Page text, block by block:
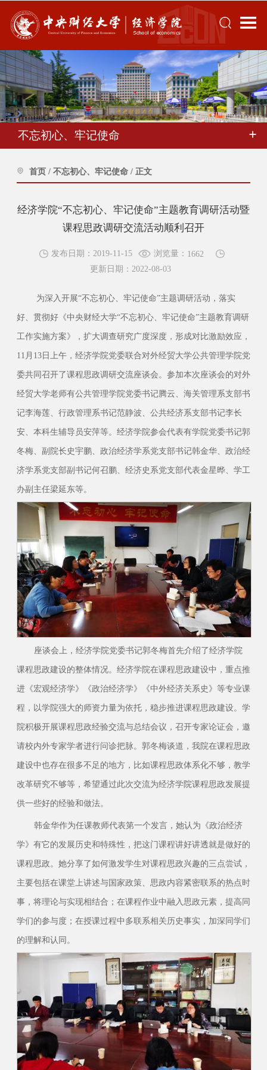
不忘初心、牢记使命
首页 / 不忘初心、牢记使命 / 正文
经济学院“不忘初心、牢记使命”主题教育调研活动暨
课程思政调研交流活动顺利召开
发布日期：2019-11-15 浏览量： 1662
更新日期：2022-08-03
为深入开展“不忘初心、牢记使命”主题调研活动，落实
好、贯彻好《中央财经大学“不忘初心、牢记使命”主题教育调研
工作实施方案》，扩大调查研究广度深度，形成对比激励效应，
11月13日上午，经济学院党委联合对外经贸大学公共管理学院党
委共同召开了课程思政调研交流座谈会。参加本次座谈会的对外
经贸大学老师有公共管理学院党委书记腾云、海关管理系支部书
记李海莲、行政管理系书记范静波、公共经济系支部书记李长
安、本科生辅导员安萍等。经济学院参会代表有学院党委书记郭
冬梅、副院长史宇鹏、政治经济学系党支部书记韩金华、政治经
济学系党支部副书记何召鹏、经济史系党支部代表金星晔、学工
办副主任梁延东等。
座谈会上，经济学院党委书记郭冬梅首先介绍了经济学院
课程思政建设的整体情况。经济学院在课程思政建设中，重点推
进《宏观经济学》《政治经济学》《中外经济关系史》等专业课
程，以学院强大的师资力量为依托，稳步推进课程思政建设。学
院积极开展课程思政经验交流与总结会议，召开专家论证会，邀
请校内外专家学者进行问诊把脉。郭冬梅谈道，我院在课程思政
建设中也存在很多不足的地方，比如课程思政体系化不够，教学
改革研究不够等，希望通过此次交流为经济学院课程思政发展提
供一些好的经验和做法。
韩金华作为任课教师代表第一个发言，她认为《政治经济
学》有它的发展历史和特殊性，把这门课程讲好讲透就是做好的
课程思政。她分享了如何激发学生对课程思政兴趣的三点尝试，
主要包括在课堂上讲述与国家政策、思政内容紧密联系的热点时
事，将理论与实现相结合；在课程作业中融入思政元素，提高同
学们的参与度；在授课过程中多联系相关历史事实，加深同学们
的理解和认同。